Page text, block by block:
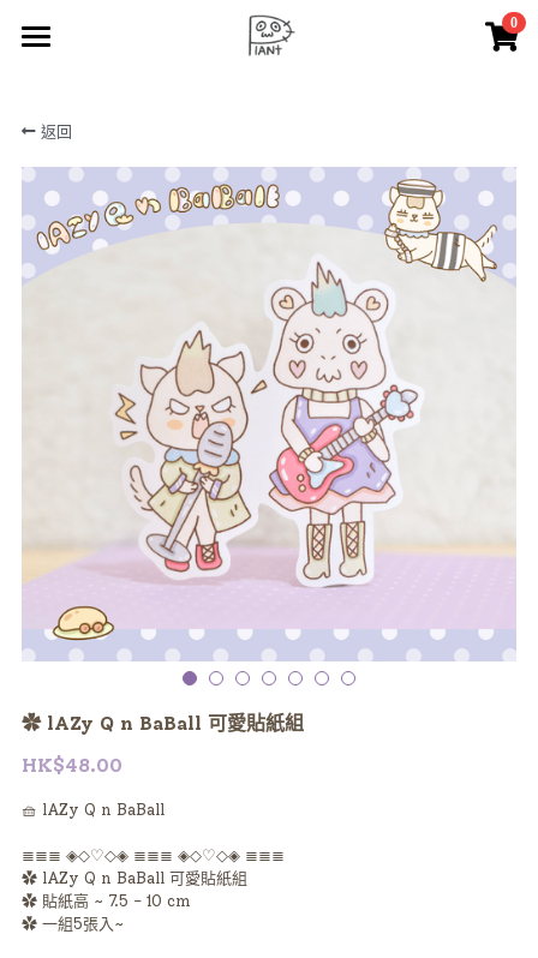
0
🧺 lAZy Q n BaBall
⁺. 𖧷 🍄‍🟫 mimigu 🍄‍🟫 𖧷 ⁺.
☁️ lAZy Q ooo
🎨 painting
🛒 lAZy Q PlANt shop
🔆 notice
返回
✿ lAZy Q n BaBall 可愛貼紙組
HK$48.00
🧺 lAZy Q n BaBall
≣≣≣ ◈◇♡◇◈ ≣≣≣ ◈◇♡◇◈ ≣≣≣
✿ lAZy Q n BaBall 可愛貼紙組
✿ 貼紙高 ~ 7.5 - 10 cm
✿ 一組5張入~
×
商品分類
所有商品分類